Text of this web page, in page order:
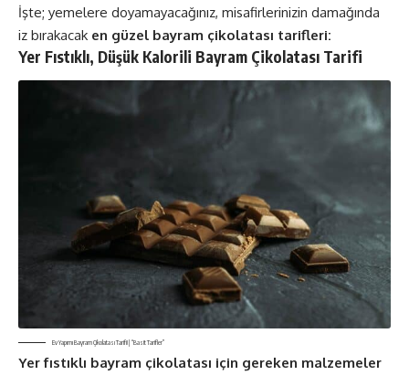
İşte; yemelere doyamayacağınız, misafirlerinizin damağında
iz bırakacak en güzel bayram çikolatası tarifleri:
Yer Fıstıklı, Düşük Kalorili Bayram Çikolatası Tarifi
Ev Yapımı Bayram Çikolatası Tarifi! | “Basit Tarifler”
Yer fıstıklı bayram çikolatası için gereken malzemeler